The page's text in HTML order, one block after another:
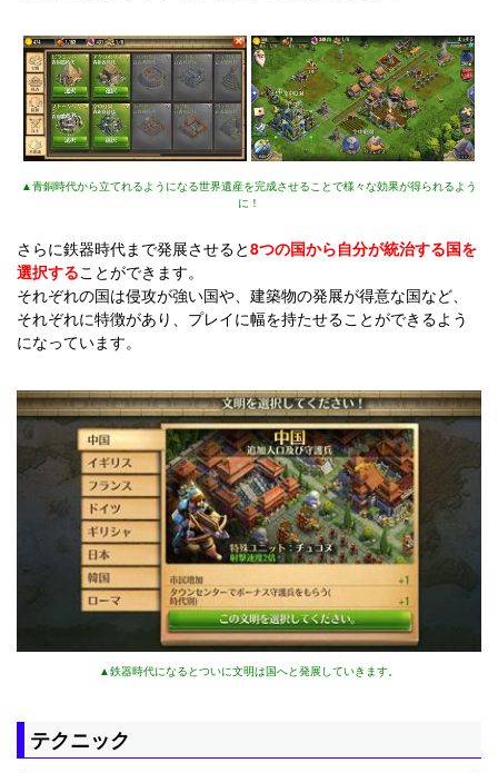
▲青銅時代から立てれるようになる世界遺産を完成させることで様々な効果が得られるよう
に！
さらに鉄器時代まで発展させると8つの国から自分が統治する国を
選択することができます。
それぞれの国は侵攻が強い国や、建築物の発展が得意な国など、
それぞれに特徴があり、プレイに幅を持たせることができるよう
になっています。
▲鉄器時代になるとついに文明は国へと発展していきます。
テクニック